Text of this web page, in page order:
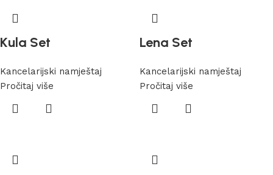
Kula Set
Kancelarijski namještaj
Pročitaj više
Lena Set
Kancelarijski namještaj
Pročitaj više